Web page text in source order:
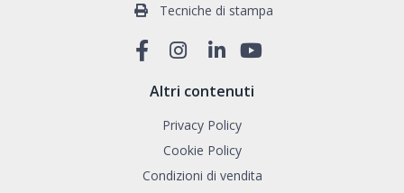
Tecniche di stampa
Altri contenuti
Privacy Policy
Cookie Policy
Condizioni di vendita